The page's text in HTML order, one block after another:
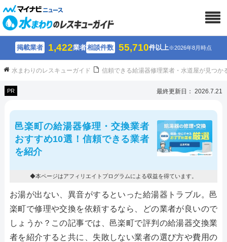
掲載業者 1,422業者相談件数 55,710件以上※2026年8月時点
水まわりのレスキューガイド 信頼できる給湯器修理業者・水道屋が見つか
PR 最終更新日： 2026.7.21
邑楽町の給湯器修理・交換業者
おすすめ10選！信頼できる業者
を紹介
◆本ページはアフィリエイトプログラムによる収益を得ています。
お湯が出ない、異音がするといった給湯器トラブル。邑
楽町で修理や交換を依頼するなら、どの業者が良いので
しょうか？この記事では、邑楽町で評判の給湯器交換業
者を紹介すると共に、失敗しない業者の選び方や費用の